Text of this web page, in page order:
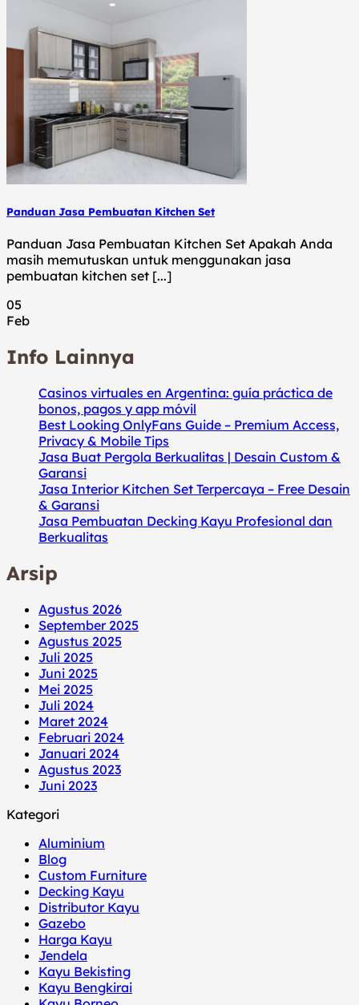
Panduan Jasa Pembuatan Kitchen Set
Panduan Jasa Pembuatan Kitchen Set Apakah Anda
masih memutuskan untuk menggunakan jasa
pembuatan kitchen set [...]
05
Feb
Info Lainnya
Casinos virtuales en Argentina: guía práctica de
bonos, pagos y app móvil
Best Looking OnlyFans Guide – Premium Access,
Privacy & Mobile Tips
Jasa Buat Pergola Berkualitas | Desain Custom &
Garansi
Jasa Interior Kitchen Set Terpercaya – Free Desain
& Garansi
Jasa Pembuatan Decking Kayu Profesional dan
Berkualitas
Arsip
Agustus 2026
September 2025
Agustus 2025
Juli 2025
Juni 2025
Mei 2025
Juli 2024
Maret 2024
Februari 2024
Januari 2024
Agustus 2023
Juni 2023
Kategori
Aluminium
Blog
Custom Furniture
Decking Kayu
Distributor Kayu
Gazebo
Harga Kayu
Jendela
Kayu Bekisting
Kayu Bengkirai